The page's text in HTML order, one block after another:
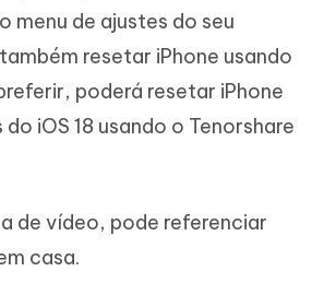
menu de ajustes do seu
resetar iPhone usando
poderá resetar iPhone
iOS 18 usando o Tenorshare
de vídeo, pode referenciar
casa.